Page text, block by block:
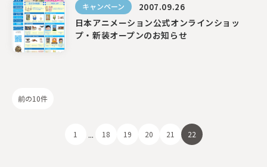
〒104-0061
東京都中央区銀座7丁目13番20号 銀座THビル5F
キャンペーン 2007.09.26
日本アニメーション公式オンラインショッ
プ・新装オープンのお知らせ
1
前の10件
... 18 19 20 21 22